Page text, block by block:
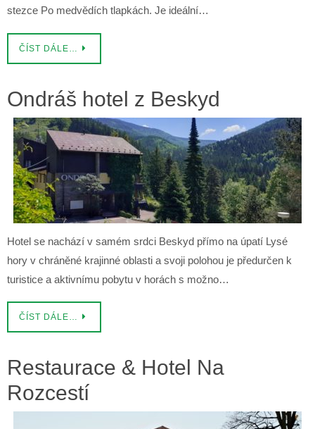
stezce Po medvědích tlapkách. Je ideální…
ČÍST DÁLE…
Ondráš hotel z Beskyd
Hotel se nachází v samém srdci Beskyd přímo na úpatí Lysé
hory v chráněné krajinné oblasti a svoji polohou je předurčen k
turistice a aktivnímu pobytu v horách s možno…
ČÍST DÁLE…
Restaurace & Hotel Na
Rozcestí